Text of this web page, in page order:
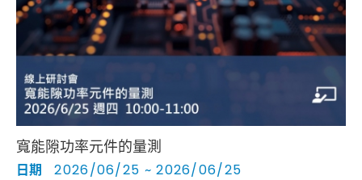
Cybersecurity
寬能隙功率元件的量測
日期 2026/06/25 ~ 2026/06/25